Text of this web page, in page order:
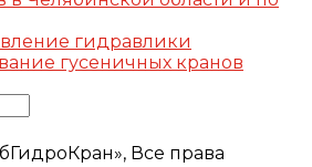
гидравлики
гусеничных кранов
Все права